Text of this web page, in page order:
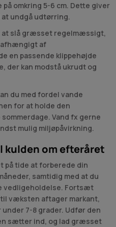
omkring 5-6 cm. Dette giver
undgå udtørring.
slå græsset regelmæssigt,
afhængigt af
en passende klippehøjde
der kan modstå ukrudt og
du med fordel vande
for at holde den
Vand fx gerne
mulig miljøpåvirkning.
kulden om efteråret
på tide at forberede din
samtidig med at du
vedligeholdelse. Fortsæt
væksten aftager markant,
7-8 grader. Udfør den
sætter ind, og lad græsset